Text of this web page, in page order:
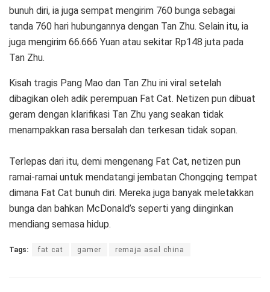
bunuh diri, ia juga sempat mengirim 760 bunga sebagai
tanda 760 hari hubungannya dengan Tan Zhu. Selain itu, ia
juga mengirim 66.666 Yuan atau sekitar Rp148 juta pada
Tan Zhu.
Kisah tragis Pang Mao dan Tan Zhu ini viral setelah
dibagikan oleh adik perempuan Fat Cat. Netizen pun dibuat
geram dengan klarifikasi Tan Zhu yang seakan tidak
menampakkan rasa bersalah dan terkesan tidak sopan.
Terlepas dari itu, demi mengenang Fat Cat, netizen pun
ramai-ramai untuk mendatangi jembatan Chongqing tempat
dimana Fat Cat bunuh diri. Mereka juga banyak meletakkan
bunga dan bahkan McDonald’s seperti yang diinginkan
mendiang semasa hidup.
Tags: fat cat gamer remaja asal china